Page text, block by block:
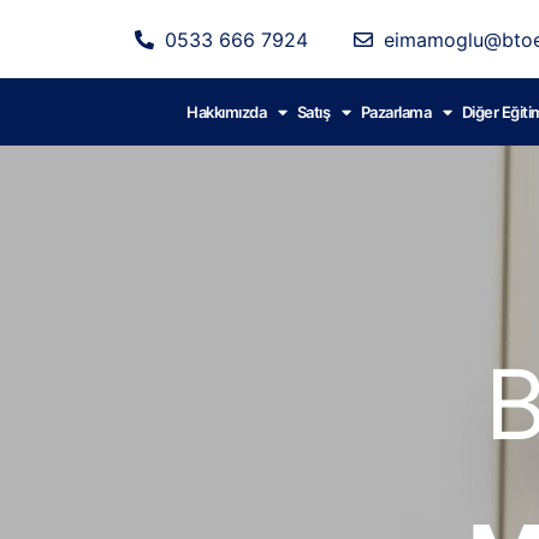
0533 666 7924
Hakkımızda Satış Pazarlama Diğer